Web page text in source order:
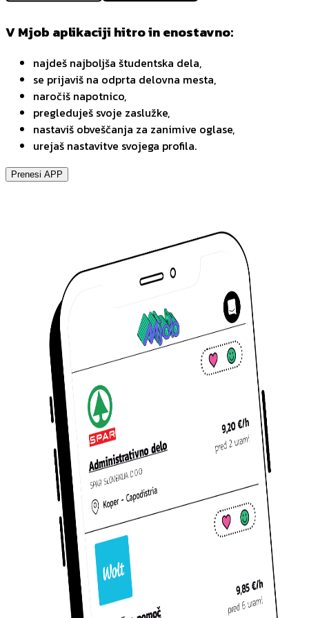
V Mjob aplikaciji hitro in enostavno:
najdeš najboljša študentska dela,
se prijaviš na odprta delovna mesta,
naročiš napotnico,
pregleduješ svoje zaslužke,
nastaviš obveščanja za zanimive oglase,
urejaš nastavitve svojega profila.
Prenesi APP